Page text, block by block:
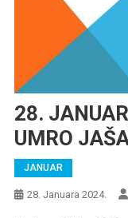
28.
UMRO
JANUAR
28. Januara 2024.